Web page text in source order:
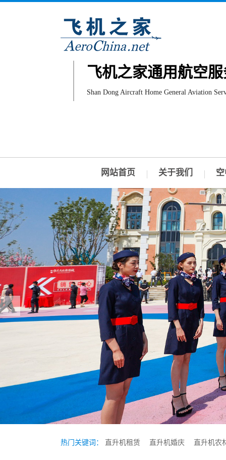
飞机之家通用航空
Shan Dong Aircraft Home General Aviation
网站首页 关于我们
热门关键词： 直升机租赁 直升机婚庆 直升机农